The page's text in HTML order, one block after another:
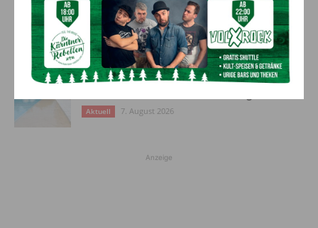
Bargeld im Bankomaten vergessen –
Polizei bittet um Hinweise
Aktuell 7. August 2026
Lienz: Bub (4) nach Badeunfall
Aktuell 7. August 2026
Anzeige